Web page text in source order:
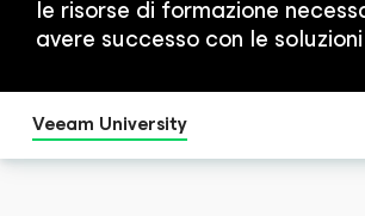
le risorse di formazione
avere successo con le
Veeam University